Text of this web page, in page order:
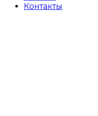
Контакты